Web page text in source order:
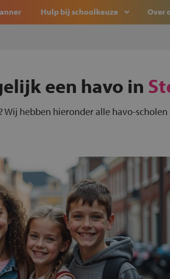
Hulp bij schoolkeuze Over
een havo in
Wij hebben hieronder alle havo-